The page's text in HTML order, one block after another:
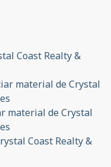
Coast Realty &
material de Crystal
material de Crystal
Coast Realty &